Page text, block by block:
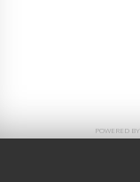
POWERED